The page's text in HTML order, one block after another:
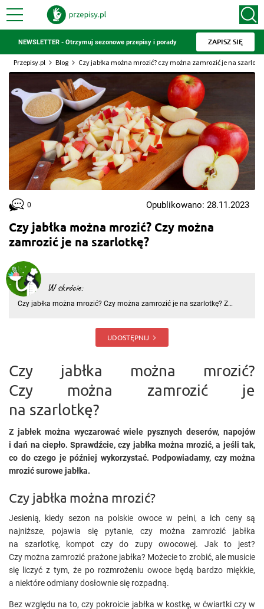
NEWSLETTER - Otrzymuj sezonowe przepisy i porady ZAPISZ SIĘ
Przepisy.pl Blog Czy jabłka można mrozić? czy można zamrozić je na
Czy jabłka można mrozić? Czy można
zamrozić je na szarlotkę?
W skrócie:
Czy jabłka można mrozić? Czy można zamrozić je na szarlotkę? Z
później wykorzystać. Podpowiadamy, czy można mrozić s
UDOSTĘPNIJ
0 Opublikowano: 28.11.2023
Czy jabłka można mrozić?
Czy można zamrozić je
na szarlotkę?
Z jabłek można wyczarować wiele pysznych deserów, napojów
i dań na ciepło. Sprawdźcie, czy jabłka można mrozić, a jeśli tak,
co do czego je później wykorzystać. Podpowiadamy, czy można
mrozić surowe jabłka.
Czy jabłka można mrozić?
Jesienią, kiedy sezon na polskie owoce w pełni, a ich ceny są
najniższe, pojawia się pytanie, czy można zamrozić jabłka
na szarlotkę, kompot czy do zupy owocowej. Jak to jest?
Czy można zamrozić prażone jabłka? Możecie to zrobić, ale musicie
się liczyć z tym, że po rozmrożeniu owoce będą bardzo miękkie,
a niektóre odmiany dosłownie się rozpadną.
Bez względu na to, czy pokroicie jabłka w kostkę, w ćwiartki czy w